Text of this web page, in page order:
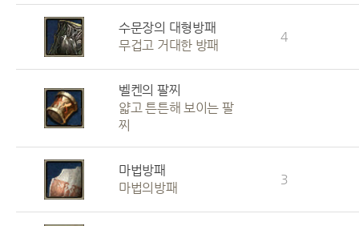
수문장의 대형방패
무겁고 거대한 방패
4
벨켄의 팔찌
얇고 튼튼해 보이는 팔
찌
마법방패
마법의방패
3